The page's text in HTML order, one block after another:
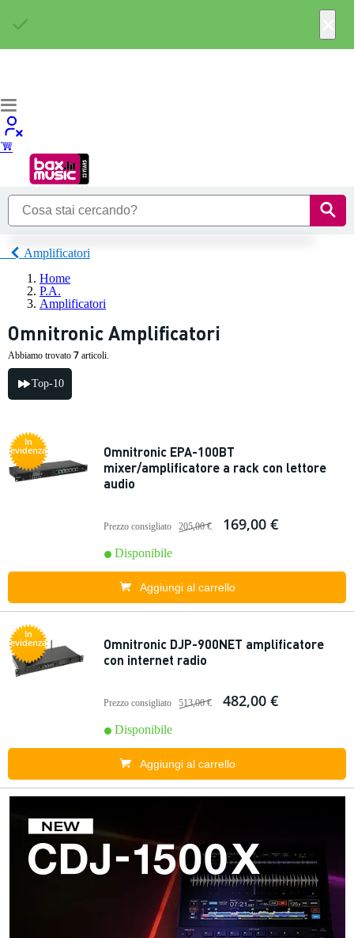
Amplificatori
Home
P.A.
Amplificatori
Omnitronic Amplificatori
Abbiamo trovato 7 articoli.
Top-10
In
evidenza
Omnitronic EPA-100BT
mixer/amplificatore a rack con lettore
audio
Prezzo consigliato 205,00 € 169,00 €
Disponibile
Aggiungi al carrello
In
evidenza
Omnitronic DJP-900NET amplificatore
con internet radio
Prezzo consigliato 513,00 € 482,00 €
Disponibile
Aggiungi al carrello